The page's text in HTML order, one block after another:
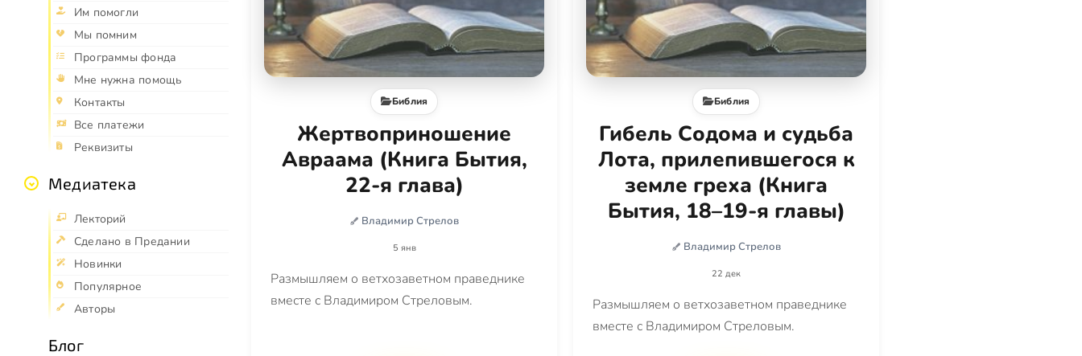
Им помогли
Мы помним
Программы фонда
Мне нужна помощь
Контакты
Все платежи
Реквизиты
Медиатека
Лекторий
Сделано в Предании
Новинки
Популярное
Авторы
Блог
Библия
Жертвоприношение
Авраама (Книга Бытия,
22-я глава)
Владимир Стрелов
5 янв
Размышляем о ветхозаветном праведнике
вместе с Владимиром Стреловым.
Библия
Гибель Содома и судьба
Лота, прилепившегося к
земле греха (Книга
Бытия, 18–19-я главы)
Владимир Стрелов
22 дек
Размышляем о ветхозаветном праведнике
вместе с Владимиром Стреловым.